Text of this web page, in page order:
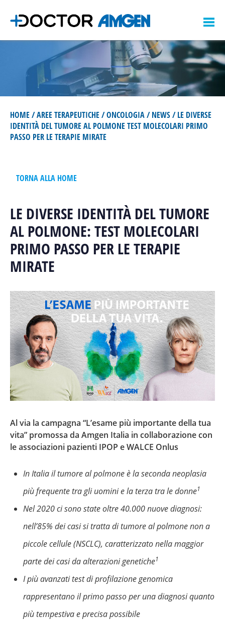
M
n
u
o
e
k
e
n
AREE TERAPEUTICHE
ONCOLOGIA
EMATOLOGIA
NEFROLOGIA
CARDIOLOGIA
PRODOTTI
ONCOLOGIA
OSTEOPOROSI
NEFROLOGIA
FORMAZIONE
INIZIATIVE NON ECM
AMGEN LEARNING
PER IL PAZIENTE
AMGEN NETWORK
HOME AREE TERAPEUTICHE ONCOLOGIA NEWS LE DIVERSE
IDENTITÀ DEL TUMORE AL POLMONE TEST MOLECOLARI PRIMO
PASSO PER LE TERAPIE MIRATE
TORNA ALLA HOME
LE DIVERSE IDENTITÀ DEL TUMORE
AL POLMONE: TEST MOLECOLARI
PRIMO PASSO PER LE TERAPIE
MIRATE
Al via la campagna “L’esame più importante della tua
vita” promossa da Amgen Italia in collaborazione con
le associazioni pazienti IPOP e WALCE Onlus
In Italia il tumore al polmone è la seconda neoplasia
più frequente tra gli uomini e la terza tra le donne1
Nel 2020 ci sono state oltre 40.000 nuove diagnosi:
nell’85% dei casi si tratta di tumore al polmone non a
piccole cellule (NSCLC), caratterizzato nella maggior
parte dei casi da alterazioni genetiche1
I più avanzati test di profilazione genomica
rappresentano il primo passo per una diagnosi quanto
più tempestiva e precisa possibile